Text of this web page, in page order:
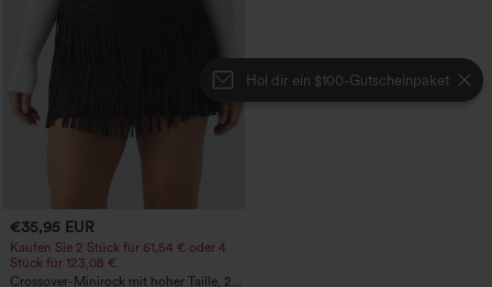
Hol dir ein $100-Gutscheinpaket
€35,95 EUR
Kaufen Sie 2 Stück für 61,54 € oder 4
Stück für 123,08 €.
Crossover-Minirock mit hoher Taille, 2-